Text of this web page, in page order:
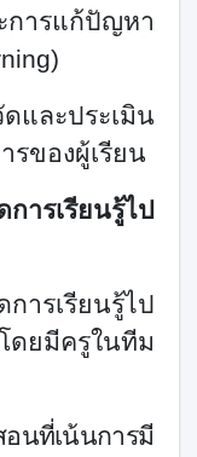
การแก้ปัญหา
และประเมิน
ของผู้เรียน
ารเรียนรู้ไป
ารเรียนรู้ไป
ยมีครูในทีม
อนที่เน้นการมี